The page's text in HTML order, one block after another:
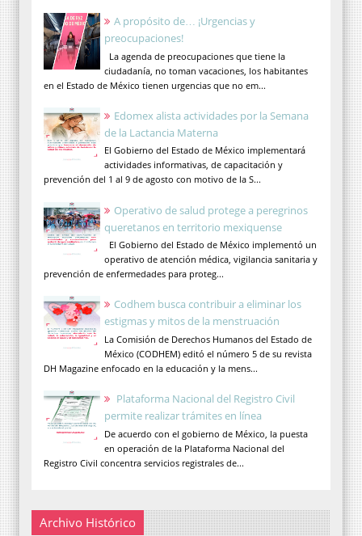
A propósito de… ¡Urgencias y
preocupaciones!
La agenda de preocupaciones que tiene la
ciudadanía, no toman vacaciones, los habitantes
en el Estado de México tienen urgencias que no em...
Edomex alista actividades por la Semana
de la Lactancia Materna
El Gobierno del Estado de México implementará
actividades informativas, de capacitación y
prevención del 1 al 9 de agosto con motivo de la S...
Operativo de salud protege a peregrinos
queretanos en territorio mexiquense
El Gobierno del Estado de México implementó un
operativo de atención médica, vigilancia sanitaria y
prevención de enfermedades para proteg...
Codhem busca contribuir a eliminar los
estigmas y mitos de la menstruación
La Comisión de Derechos Humanos del Estado de
México (CODHEM) editó el número 5 de su revista
DH Magazine enfocado en la educación y la mens...
Plataforma Nacional del Registro Civil
permite realizar trámites en línea
De acuerdo con el gobierno de México, la puesta
en operación de la Plataforma Nacional del
Registro Civil concentra servicios registrales de...
Archivo Histórico